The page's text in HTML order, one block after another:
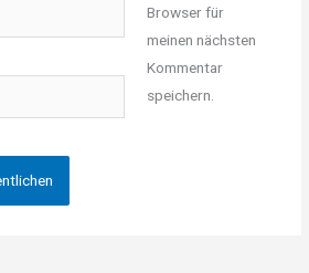
Browser für
meinen nächsten
Kommentar
speichern.